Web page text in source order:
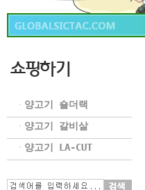
ㆍ 양고기 숄더랙
ㆍ 양고기 갈비살
ㆍ 양고기 LA-CUT